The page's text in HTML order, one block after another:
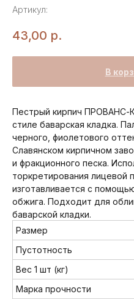
Артикул:
43,00 р.
В
Пестрый кирпич ПРОВАНС-
стиле баварская кладка.
черного, фиолетового
Славянском кирпичном
и фракционного песка.
торкретирования лицевой
изготавливается с
обжига. Подходит для
баварской кладки.
Размер
Пустотность
Вес 1 шт (кг)
Марка прочности